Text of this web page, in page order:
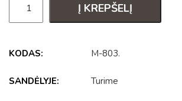
Į KREPŠELĮ
KODAS: M-803.
SANDĖLYJE: Turime